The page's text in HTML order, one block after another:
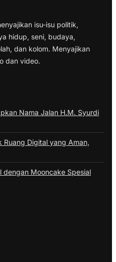
isu-isu politik,
hidup, seni, budaya,
dan kolom. Menyajikan
dan video.
Nama Jalan H.M. Syurdi
Ruang Digital yang Aman,
dengan Mooncake Spesial